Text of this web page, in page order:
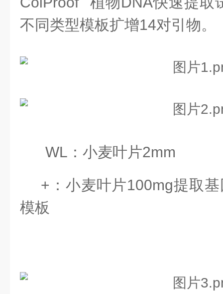
不同类型模板扩增14对引物。
WL：小麦叶片2mm
+：小麦叶片100mg提取
模板